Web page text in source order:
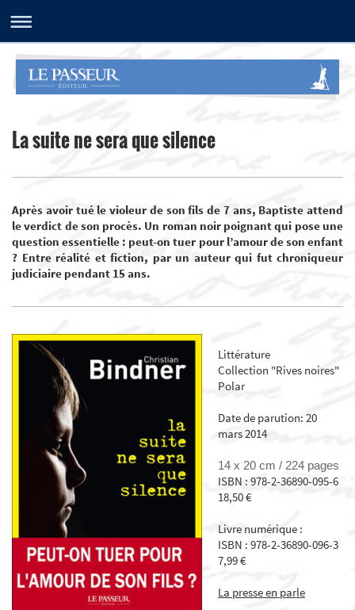
La suite ne sera que silence
Après avoir tué le violeur de son fils de 7 ans, Baptiste attend
le verdict de son procès. Un roman noir poignant qui pose une
question essentielle : peut-on tuer pour l’amour de son enfant
? Entre réalité et fiction, par un auteur qui fut chroniqueur
judiciaire pendant 15 ans.
Littérature
Collection "Rives noires"
Polar
Date de parution: 20
mars 2014
14 x 20 cm / 224 pages
ISBN : 978-2-36890-095-6
18,50 €
Livre numérique :
ISBN : 978-2-36890-096-3
7,99 €
La presse en parle